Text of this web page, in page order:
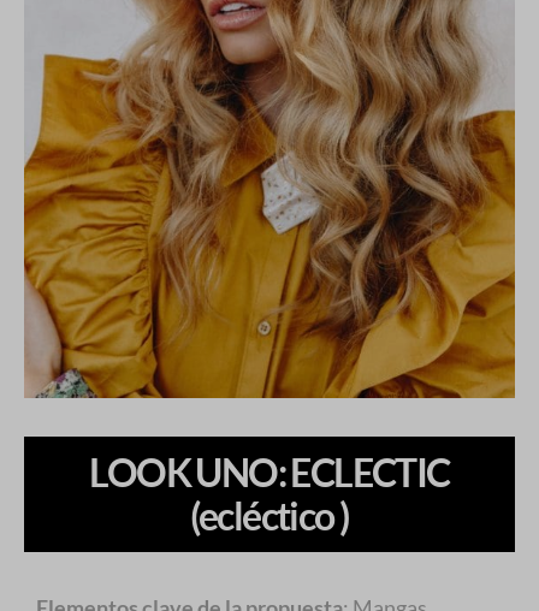
LOOK UNO: ECLECTIC
(ecléctico )